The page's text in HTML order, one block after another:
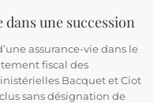
dans une succession
assurance-vie dans le
fiscal des
Bacquet et Ciot
sans désignation de